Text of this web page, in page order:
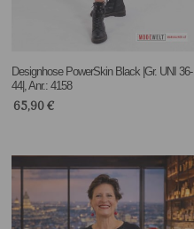
Designhose PowerSkin Black |Gr. UNI 36-
44|, Anr.: 4158
65,90€